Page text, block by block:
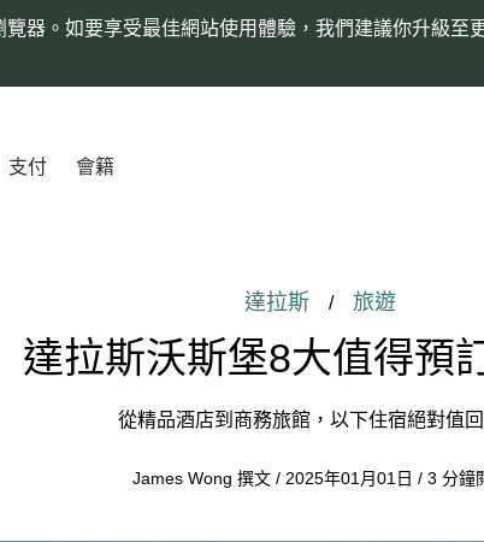
覽器。如要享受最佳網站使用體驗，我們建議你升級至
支付 會籍
達拉斯 / 旅遊
達拉斯沃斯堡8大值得預
從精品酒店到商務旅館，以下住宿絕對值
James Wong 撰文 / 2025年01月01日 / 3 分鐘